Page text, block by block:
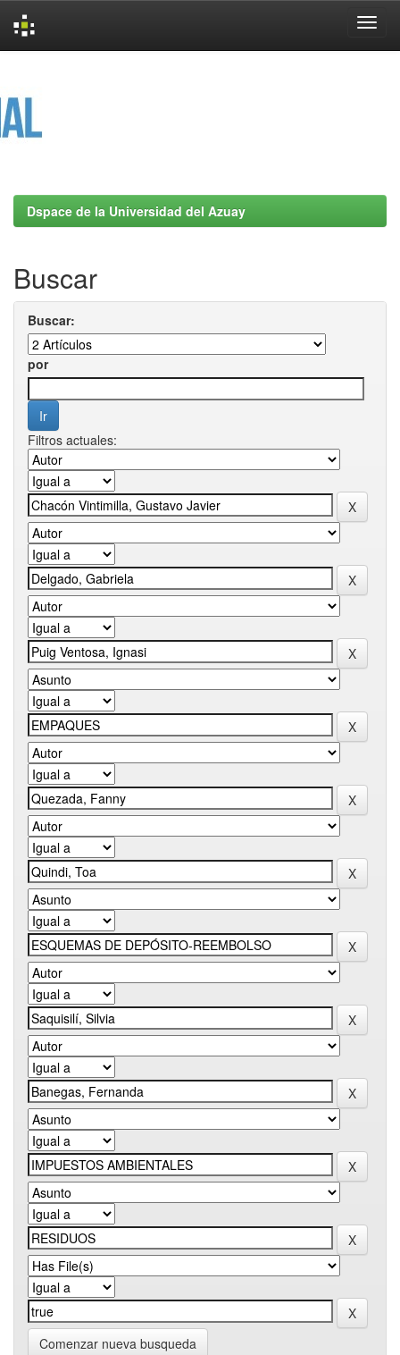
Dspace de la Universidad del Azuay
Buscar
Buscar:
por
Filtros actuales:
Comenzar nueva busqueda